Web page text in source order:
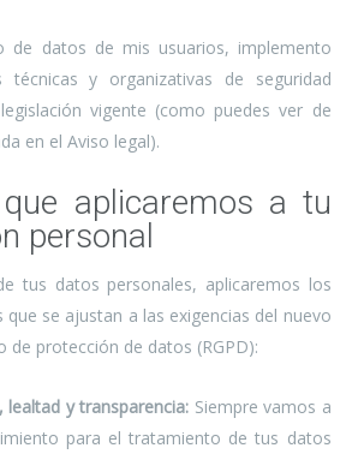
de datos de mis usuarios, implemento
técnicas y organizativas de seguridad
vigente (como puedes ver de
en el Aviso legal).
aplicaremos a tu
personal
tus datos personales, aplicaremos los
que se ajustan a las exigencias del nuevo
de protección de datos (RGPD):
lealtad y transparencia: Siempre vamos a
para el tratamiento de tus datos